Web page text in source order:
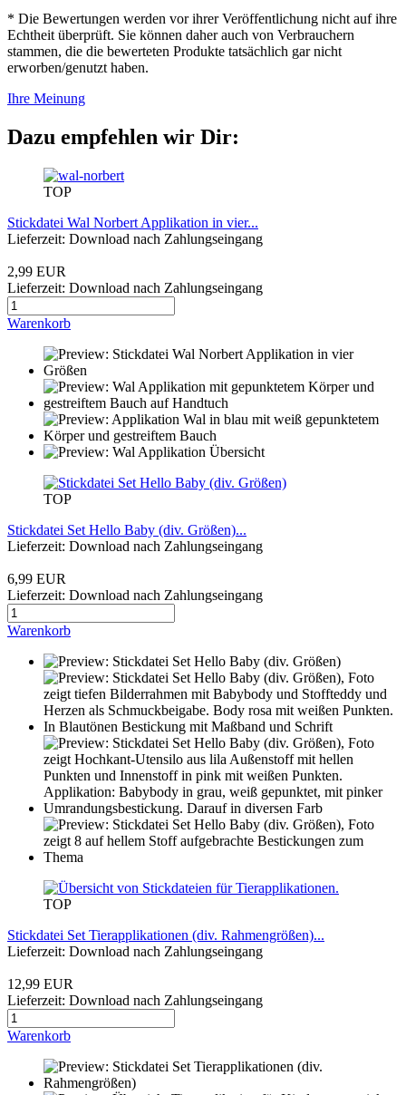
* Die Bewertungen werden vor ihrer Veröffentlichung nicht auf ihre
Echtheit überprüft. Sie können daher auch von Verbrauchern
stammen, die die bewerteten Produkte tatsächlich gar nicht
erworben/genutzt haben.
Ihre Meinung
Dazu empfehlen wir Dir:
TOP
Stickdatei Wal Norbert Applikation in vier...
Lieferzeit: Download nach Zahlungseingang
2,99 EUR
Lieferzeit: Download nach Zahlungseingang
Warenkorb
TOP
Stickdatei Set Hello Baby (div. Größen)...
Lieferzeit: Download nach Zahlungseingang
6,99 EUR
Lieferzeit: Download nach Zahlungseingang
Warenkorb
TOP
Stickdatei Set Tierapplikationen (div. Rahmengrößen)...
Lieferzeit: Download nach Zahlungseingang
12,99 EUR
Lieferzeit: Download nach Zahlungseingang
Warenkorb